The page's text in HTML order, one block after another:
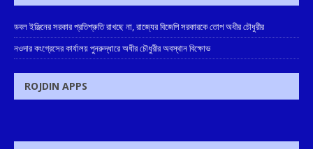
ডবল ইঞ্জিনের সরকার প্রতিশ্রুতি রাখছে না, রাজ্যের বিজেপি সরকারকে তোপ অধীর চৌধুরীর
নওদার কংগ্রেসের কার্যালয় পুনরুদ্ধারে অধীর চৌধুরীর অবস্থান বিক্ষোভ
ROJDIN APPS